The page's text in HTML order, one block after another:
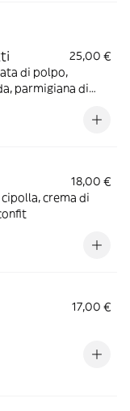
25,00 €
di polpo,
parmigiana di
18,00 €
cipolla, crema di
17,00 €